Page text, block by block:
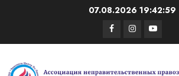
07.08.2026 19:42:59
Facebook
Instagram
Youtube